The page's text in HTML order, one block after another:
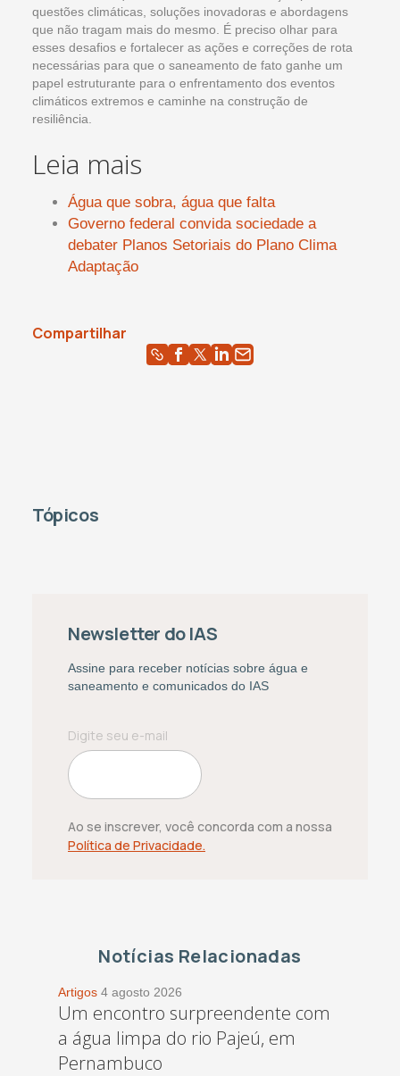
questões climáticas, soluções inovadoras e abordagens
que não tragam mais do mesmo. É preciso olhar para
esses desafios e fortalecer as ações e correções de rota
necessárias para que o saneamento de fato ganhe um
papel estruturante para o enfrentamento dos eventos
climáticos extremos e caminhe na construção de
resiliência.
Leia mais
Água que sobra, água que falta
Governo federal convida sociedade a
debater Planos Setoriais do Plano Clima
Adaptação
Compartilhar
Tópicos
Newsletter do IAS
Assine para receber notícias sobre água e
saneamento e comunicados do IAS
Ao se inscrever, você concorda com a nossa
Política de Privacidade.
Notícias Relacionadas
Artigos 4 agosto 2026
Um encontro surpreendente com
a água limpa do rio Pajeú, em
Pernambuco